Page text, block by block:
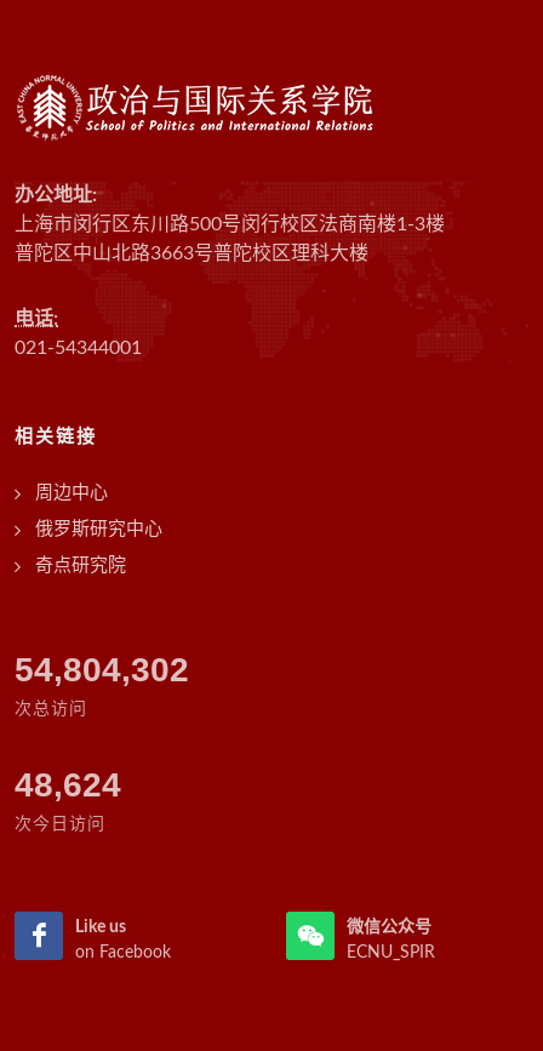
办公地址:
上海市闵行区东川路500号闵行校区法商南楼1-3楼
普陀区中山北路3663号普陀校区理科大楼
电话:
021-54344001
相关链接
周边中心
俄罗斯研究中心
奇点研究院
61,447,241
次总访问
48,624
次今日访问
Like us
on Facebook
微信公众号
ECNU_SPIR